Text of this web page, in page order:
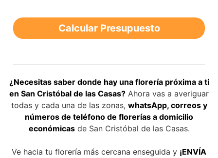
Calcular Presupuesto
¿Necesitas saber donde hay una florería próxima a ti
en San Cristóbal de las Casas? Ahora vas a averiguar
todas y cada una de las zonas, whatsApp, correos y
números de teléfono de florerías a domicilio
económicasde San Cristóbal de las Casas.
Ve hacia tu florería más cercana enseguida y ¡ENVÍA